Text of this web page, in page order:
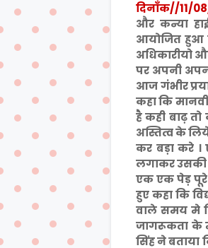
दिनाँक//11/
और कन्या
आयोजित हुआ
अधिकारीयो
पर अपनी
आज गंभीर
कहा कि
है कही बाढ़
अस्तित्व के
कर बड़ा करे ।
लगाकर उसकी
एक एक पेड़ पूरे
हुए कहा कि
वाले समय मे
जागरूकता के
सिंह ने